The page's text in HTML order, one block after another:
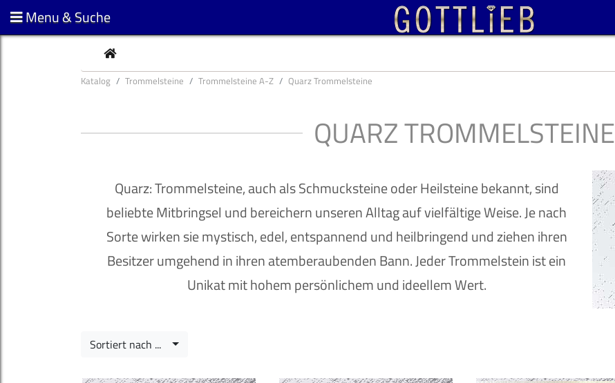
Menu & Suche
CURRENT
Katalog Trommelsteine Trommelsteine A-Z Quarz Trommelsteine
QUARZ TROMMELSTEINE
Quarz: Trommelsteine, auch als Schmucksteine oder Heilsteine bekannt, sind
beliebte Mitbringsel und bereichern unseren Alltag auf vielfältige Weise. Je nach
Sorte wirken sie mystisch, edel, entspannend und heilbringend und ziehen ihren
Besitzer umgehend in ihren atemberaubenden Bann. Jeder Trommelstein ist ein
Unikat mit hohem persönlichem und ideellem Wert.
Sortiert nach ...